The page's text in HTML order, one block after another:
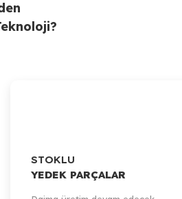
STOKLU
YEDEK PARÇALAR